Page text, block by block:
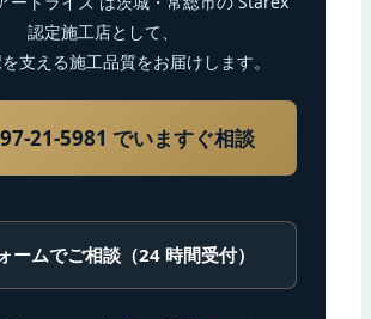
認定施工店として、
支える施工品質をお届けします。
21-5981 でいますぐ相談
ムでご相談（24 時間受付）